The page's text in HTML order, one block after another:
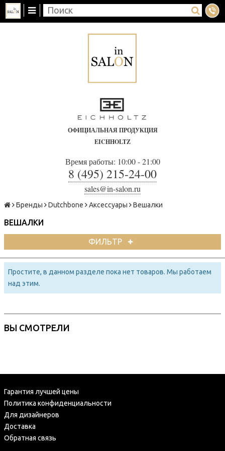
ОФИЦИАЛЬНАЯ ПРОДУКЦИЯ
EICHHOLTZ
Время работы: 10:00 - 21:00
8 (495) 215-24-00
sales@in-salon.ru
Бренды Dutchbone Аксессуары Вешалки
ВЕШАЛКИ
ФИЛЬТР
Простите, в данном разделе пока нет товаров. Мы работаем
над этим.
ВЫ СМОТРЕЛИ
Гарантия лучшей цены
Политика конфиденциальности
Для дизайнеров
Доставка
Обратная связь